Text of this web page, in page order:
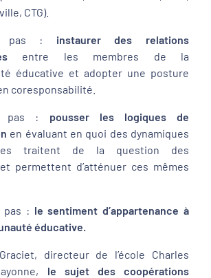
CTG).
pas : instaurer des relations
entre les membres de la
éducative et adopter une posture
coresponsabilité.
pas : pousser les logiques de
en évaluant en quoi des dynamiques
traitent de la question des
permettent d’atténuer ces mêmes
pas : le sentiment d’appartenance à
éducative.
directeur de l’école Charles
le sujet des coopérations